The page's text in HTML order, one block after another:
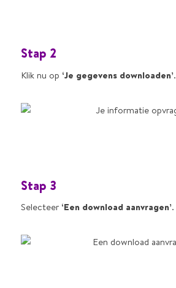
Stap 2
Klik nu op ‘Je gegevens downloaden’.
Stap 3
Selecteer ‘Een download aanvragen’.